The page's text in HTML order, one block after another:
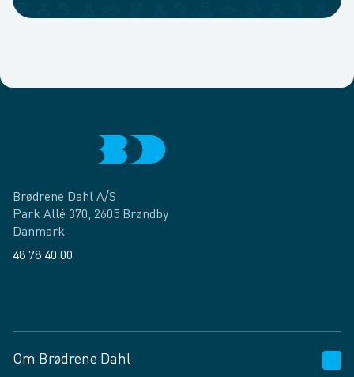
Brødrene Dahl A/S
Park Allé 370, 2605 Brøndby
Danmark
48 78 40 00
Om Brødrene Dahl